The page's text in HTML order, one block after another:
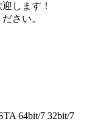
します！
さい。
64bit/7 32bit/7